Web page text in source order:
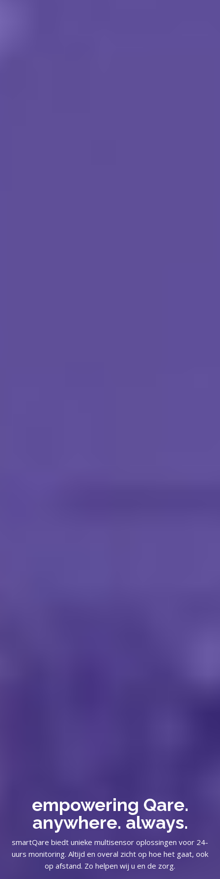
empowering Qare.
anywhere. always.
smartQare biedt unieke multisensor oplossingen voor 24-
uurs monitoring. Altijd en overal zicht op hoe het gaat, ook
op afstand. Zo helpen wij u en de zorg.